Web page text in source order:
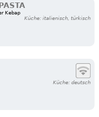
Kebap
Küche: italienisch, türkisch
Küche: deutsch